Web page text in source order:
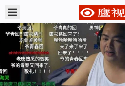
鹰视界 @ 鹰视界